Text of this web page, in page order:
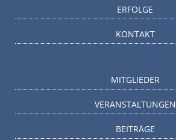
ERFOLGE
KONTAKT
MITGLIEDER
VERANSTALTUNGEN
BEITRÄGE